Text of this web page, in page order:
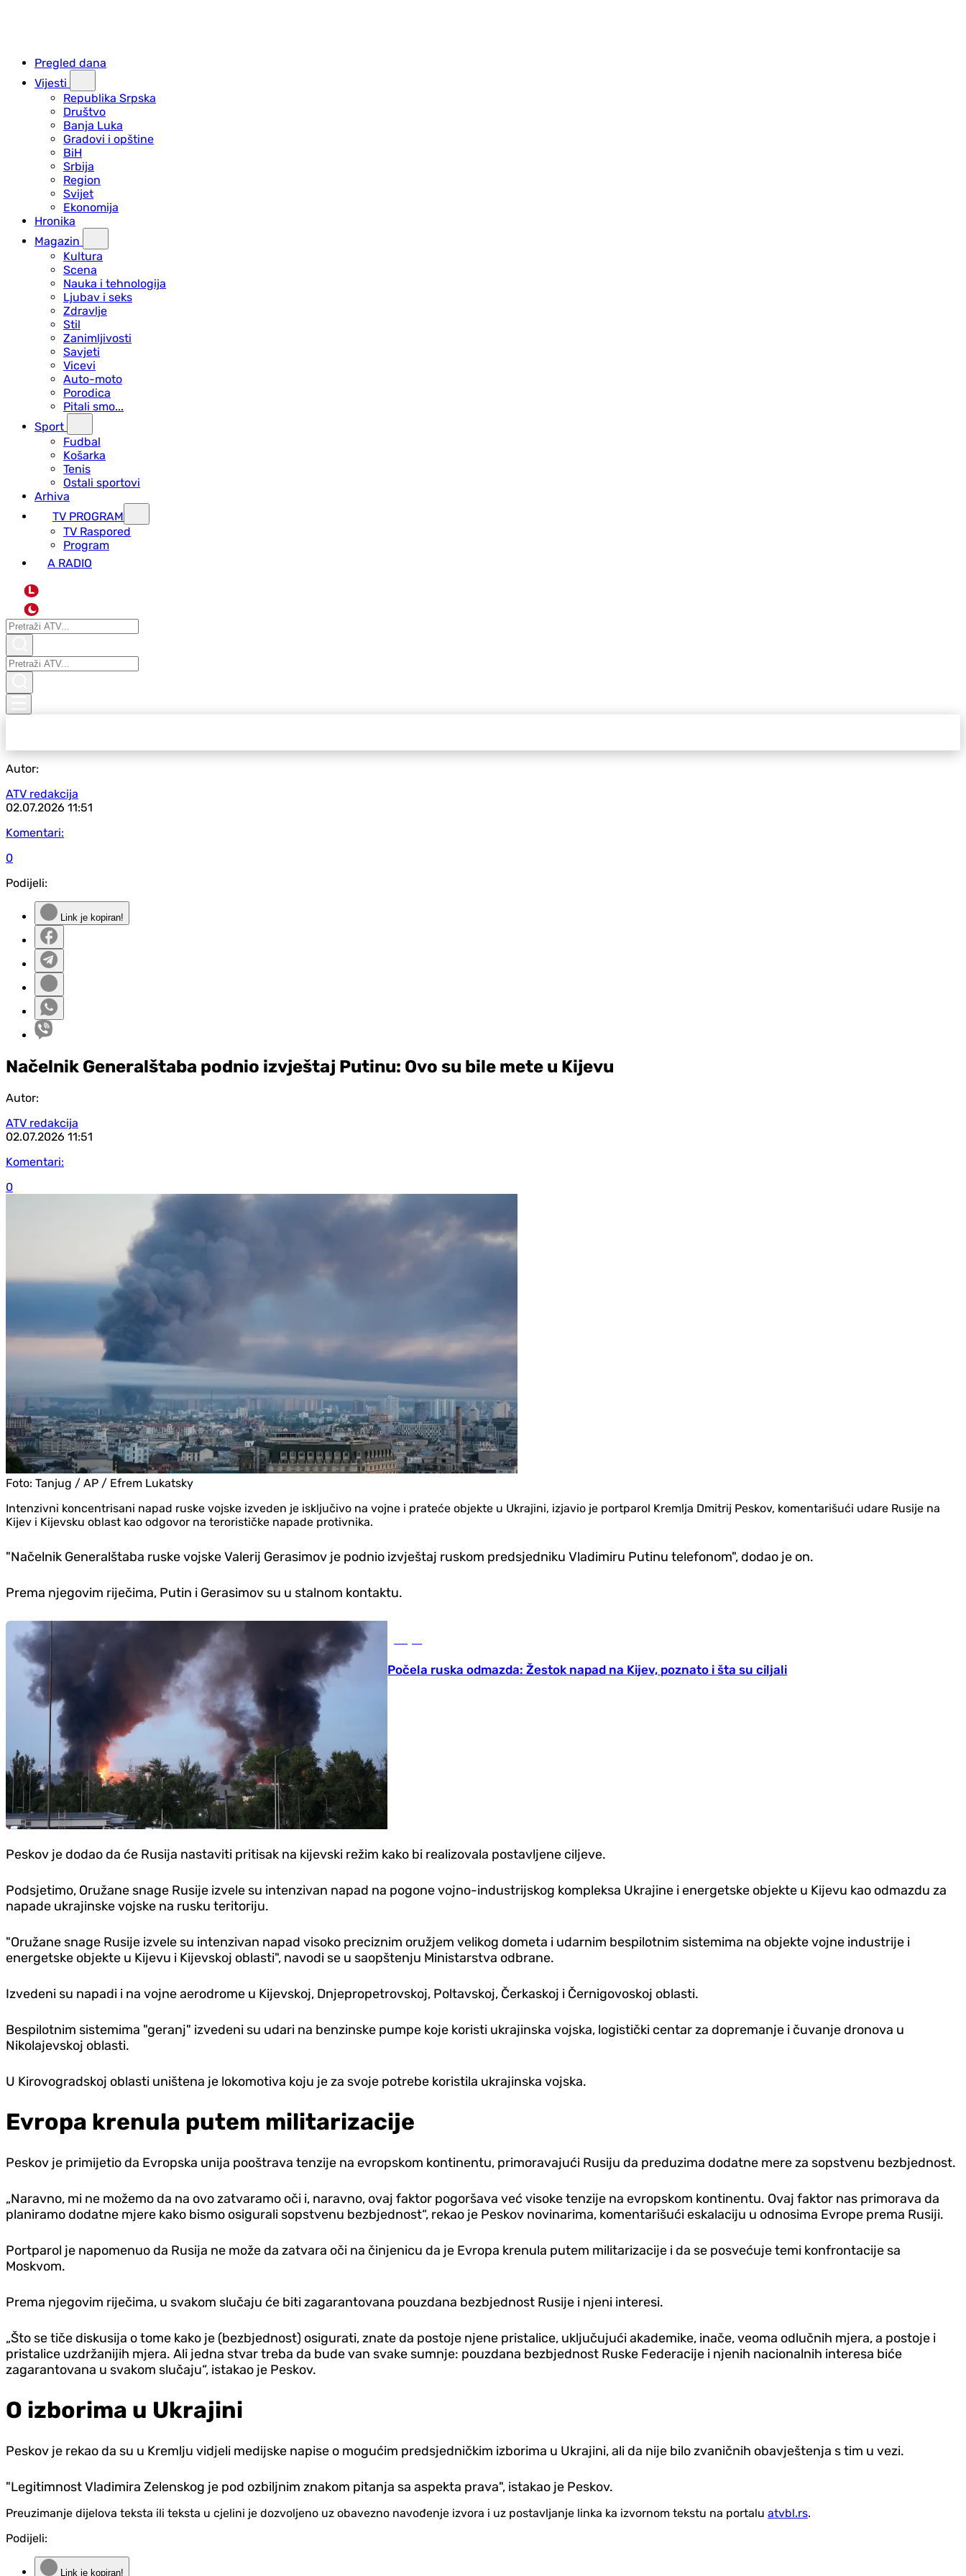
Pregled dana
Vijesti
Republika Srpska
Društvo
Banja Luka
Gradovi i opštine
BiH
Srbija
Region
Svijet
Ekonomija
Hronika
Magazin
Kultura
Scena
Nauka i tehnologija
Ljubav i seks
Zdravlje
Stil
Zanimljivosti
Savjeti
Vicevi
Auto-moto
Porodica
Pitali smo...
Sport
Fudbal
Košarka
Tenis
Ostali sportovi
Arhiva
TV PROGRAM
ТV Raspored
Program
A RADIO
L
Autor:
ATV redakcija
02.07.2026 11:51
Komentari:
0
Podijeli:
Link je kopiran!
Načelnik Generalštaba podnio izvještaj Putinu: Ovo su bile mete u Kijevu
Autor:
ATV redakcija
02.07.2026 11:51
Komentari:
0
Foto: Tanjug / AP / Efrem Lukatsky
Intenzivni koncentrisani napad ruske vojske izveden je isključivo na vojne i prateće objekte u Ukrajini, izjavio je portparol Kremlja Dmitrij Peskov, komentarišući udare Rusije na
Kijev i Kijevsku oblast kao odgovor na terorističke napade protivnika.
"Načelnik Generalštaba ruske vojske Valerij Gerasimov je podnio izvještaj ruskom predsjedniku Vladimiru Putinu telefonom", dodao je on.
Prema njegovim riječima, Putin i Gerasimov su u stalnom kontaktu.
Počela ruska odmazda: Žestok napad na Kijev, poznato i šta su ciljali
Peskov je dodao da će Rusija nastaviti pritisak na kijevski režim kako bi realizovala postavljene ciljeve.
Podsjetimo, Oružane snage Rusije izvele su intenzivan napad na pogone vojno-industrijskog kompleksa Ukrajine i energetske objekte u Kijevu kao odmazdu za
napade ukrajinske vojske na rusku teritoriju.
"Oružane snage Rusije izvele su intenzivan napad visoko preciznim oružjem velikog dometa i udarnim bespilotnim sistemima na objekte vojne industrije i
energetske objekte u Kijevu i Kijevskoj oblasti", navodi se u saopštenju Ministarstva odbrane.
Izvedeni su napadi i na vojne aerodrome u Kijevskoj, Dnjepropetrovskoj, Poltavskoj, Čerkaskoj i Černigovoskoj oblasti.
Bespilotnim sistemima "geranj" izvedeni su udari na benzinske pumpe koje koristi ukrajinska vojska, logistički centar za dopremanje i čuvanje dronova u
Nikolajevskoj oblasti.
U Kirovogradskoj oblasti uništena je lokomotiva koju je za svoje potrebe koristila ukrajinska vojska.
Evropa krenula putem militarizacije
Peskov je primijetio da Evropska unija pooštrava tenzije na evropskom kontinentu, primoravajući Rusiju da preduzima dodatne mere za sopstvenu bezbjednost.
„Naravno, mi ne možemo da na ovo zatvaramo oči i, naravno, ovaj faktor pogoršava već visoke tenzije na evropskom kontinentu. Ovaj faktor nas primorava da
planiramo dodatne mjere kako bismo osigurali sopstvenu bezbjednost“, rekao je Peskov novinarima, komentarišući eskalaciju u odnosima Evrope prema Rusiji.
Portparol je napomenuo da Rusija ne može da zatvara oči na činjenicu da je Evropa krenula putem militarizacije i da se posvećuje temi konfrontacije sa
Moskvom.
Prema njegovim riječima, u svakom slučaju će biti zagarantovana pouzdana bezbjednost Rusije i njeni interesi.
„Što se tiče diskusija o tome kako je (bezbjednost) osigurati, znate da postoje njene pristalice, uključujući akademike, inače, veoma odlučnih mjera, a postoje i
pristalice uzdržanijih mjera. Ali jedna stvar treba da bude van svake sumnje: pouzdana bezbjednost Ruske Federacije i njenih nacionalnih interesa biće
zagarantovana u svakom slučaju“, istakao je Peskov.
O izborima u Ukrajini
Peskov je rekao da su u Kremlju vidjeli medijske napise o mogućim predsjedničkim izborima u Ukrajini, ali da nije bilo zvaničnih obavještenja s tim u vezi.
"Legitimnost Vladimira Zelenskog je pod ozbiljnim znakom pitanja sa aspekta prava", istakao je Peskov.
Preuzimanje dijelova teksta ili teksta u cjelini je dozvoljeno uz obavezno navođenje izvora i uz postavljanje linka ka izvornom tekstu na portalu atvbl.rs.
Podijeli:
Link je kopiran!